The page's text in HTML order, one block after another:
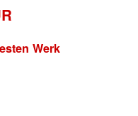
Werk